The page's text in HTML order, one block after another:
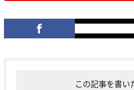
この記事を書い